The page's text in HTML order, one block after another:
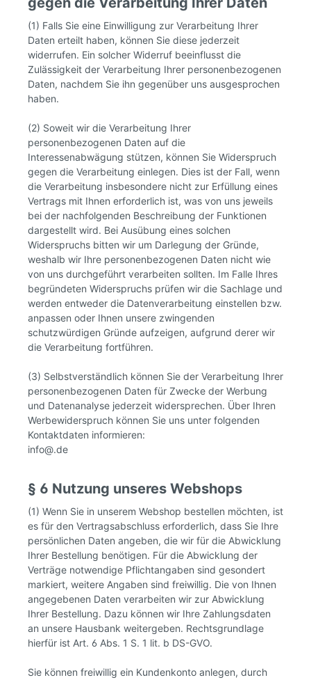
(1) Falls Sie eine Einwilligung zur Verarbeitung Ihrer
Daten erteilt haben, können Sie diese jederzeit
widerrufen. Ein solcher Widerruf beeinflusst die
Zulässigkeit der Verarbeitung Ihrer personenbezogenen
Daten, nachdem Sie ihn gegenüber uns ausgesprochen
haben.
(2) Soweit wir die Verarbeitung Ihrer
personenbezogenen Daten auf die
Interessenabwägung stützen, können Sie Widerspruch
gegen die Verarbeitung einlegen. Dies ist der Fall, wenn
die Verarbeitung insbesondere nicht zur Erfüllung eines
Vertrags mit Ihnen erforderlich ist, was von uns jeweils
bei der nachfolgenden Beschreibung der Funktionen
dargestellt wird. Bei Ausübung eines solchen
Widerspruchs bitten wir um Darlegung der Gründe,
weshalb wir Ihre personenbezogenen Daten nicht wie
von uns durchgeführt verarbeiten sollten. Im Falle Ihres
begründeten Widerspruchs prüfen wir die Sachlage und
werden entweder die Datenverarbeitung einstellen bzw.
anpassen oder Ihnen unsere zwingenden
schutzwürdigen Gründe aufzeigen, aufgrund derer wir
die Verarbeitung fortführen.
(3) Selbstverständlich können Sie der Verarbeitung Ihrer
personenbezogenen Daten für Zwecke der Werbung
und Datenanalyse jederzeit widersprechen. Über Ihren
Werbewiderspruch können Sie uns unter folgenden
Kontaktdaten informieren:
info@.de
§ 6 Nutzung unseres Webshops
(1) Wenn Sie in unserem Webshop bestellen möchten, ist
es für den Vertragsabschluss erforderlich, dass Sie Ihre
persönlichen Daten angeben, die wir für die Abwicklung
Ihrer Bestellung benötigen. Für die Abwicklung der
Verträge notwendige Pflichtangaben sind gesondert
markiert, weitere Angaben sind freiwillig. Die von Ihnen
angegebenen Daten verarbeiten wir zur Abwicklung
Ihrer Bestellung. Dazu können wir Ihre Zahlungsdaten
an unsere Hausbank weitergeben. Rechtsgrundlage
hierfür ist Art. 6 Abs. 1 S. 1 lit. b DS-GVO.
Sie können freiwillig ein Kundenkonto anlegen, durch